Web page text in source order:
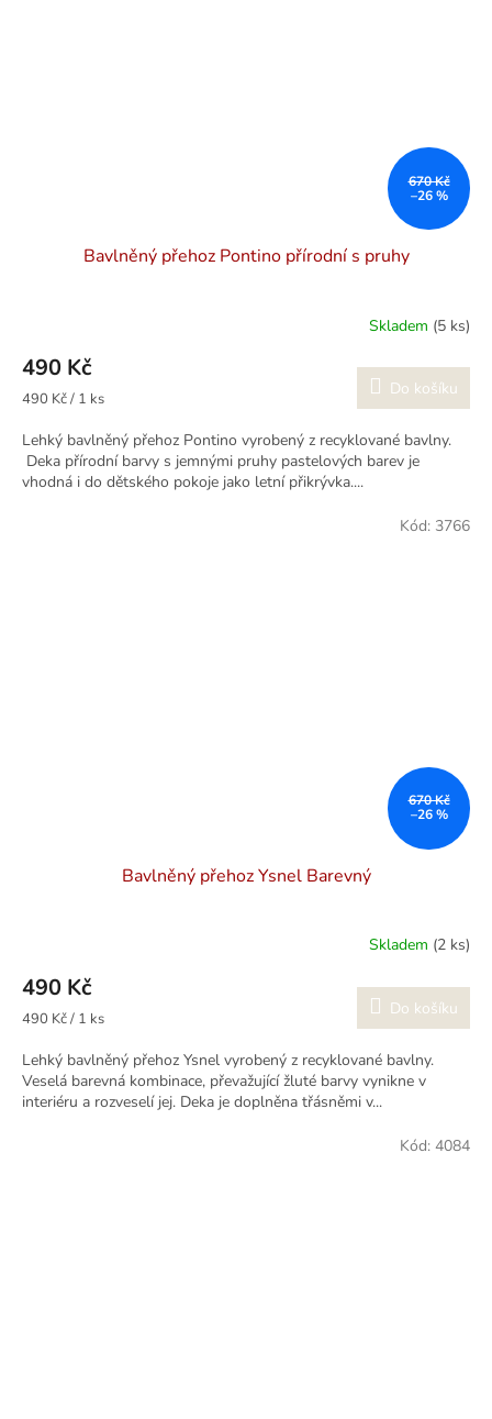
670 Kč
–26 %
Bavlněný přehoz Pontino přírodní s pruhy
Skladem (5 ks)
490 Kč
Měrná
490 Kč / 1 ks Do košíku
Lehký bavlněný přehoz Pontino vyrobený z recyklované bavlny.
Deka přírodní barvy s jemnými pruhy pastelových barev je
vhodná i do dětského pokoje jako letní přikrývka....
670 Kč
–26 %
Bavlněný přehoz Ysnel Barevný
Skladem (2 ks)
490 Kč
Měrná
490 Kč / 1 ks Do košíku
Lehký bavlněný přehoz Ysnel vyrobený z recyklované bavlny.
Veselá barevná kombinace, převažující žluté barvy vynikne v
interiéru a rozveselí jej. Deka je doplněna třásněmi v...
Kód: 3766
Kód: 4084